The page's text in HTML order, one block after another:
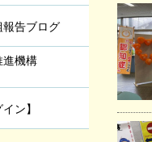
初期集中支援
高齢者等
時の早期発見
認知症支援チーム
んじブリッジ）
学会が認定する専門
アルツハイマー型認
の新しい治療薬
報告ブログ
進機構
ン】